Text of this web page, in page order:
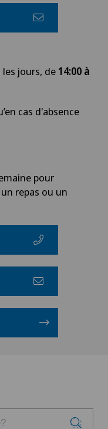
jours, de 14:00 à
cas d'absence
pour
repas ou un